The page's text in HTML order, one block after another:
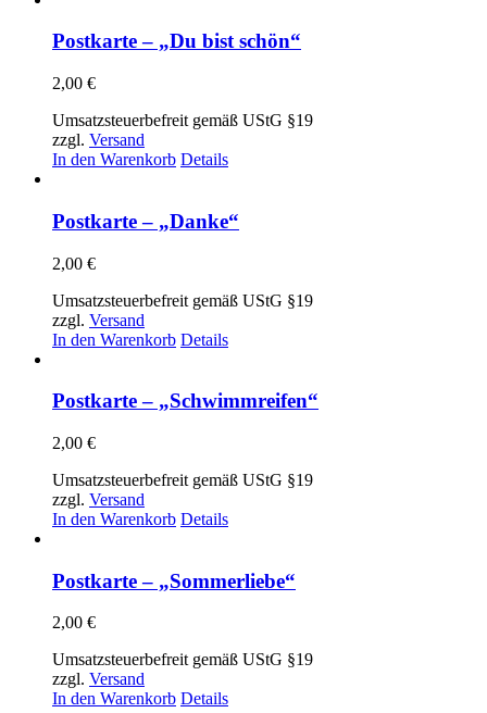
Postkarte – „Du bist schön“
2,00 €
Umsatzsteuerbefreit gemäß UStG §19
zzgl. Versand
In den Warenkorb Details
Postkarte – „Danke“
2,00 €
Umsatzsteuerbefreit gemäß UStG §19
zzgl. Versand
In den Warenkorb Details
Postkarte – „Schwimmreifen“
2,00 €
Umsatzsteuerbefreit gemäß UStG §19
zzgl. Versand
In den Warenkorb Details
Postkarte – „Sommerliebe“
2,00 €
Umsatzsteuerbefreit gemäß UStG §19
zzgl. Versand
In den Warenkorb Details